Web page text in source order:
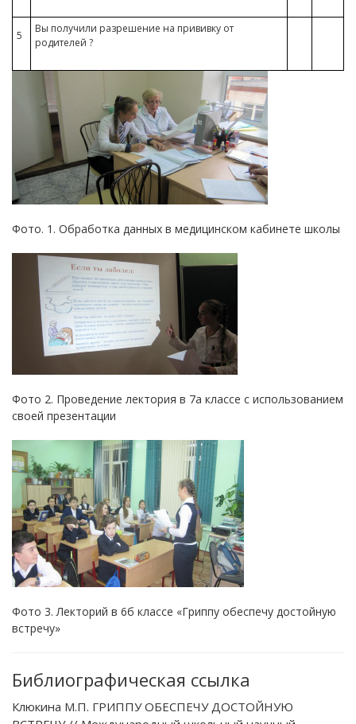
5
Вы получили разрешение на прививку от
родителей ?
Фото. 1. Обработка данных в медицинском кабинете школы
Фото 2. Проведение лектория в 7а классе с использованием
своей презентации
Фото 3. Лекторий в 6б классе «Гриппу обеспечу достойную
встречу»
Библиографическая ссылка
Клюкина М.П. ГРИППУ ОБЕСПЕЧУ ДОСТОЙНУЮ